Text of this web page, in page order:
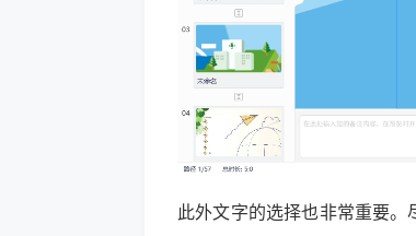
此外文字的选择也非常重要